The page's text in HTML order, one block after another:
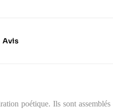
Avis
poétique. Ils sont